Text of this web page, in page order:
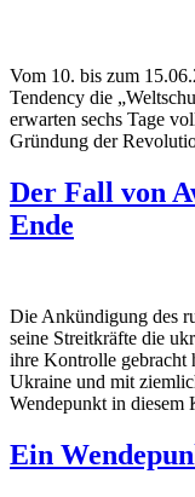
Vom 10. bis zum
Tendency die
erwarten sechs Tage
Gründung der
Der Fall von
Ende
Die Ankündigung des
seine Streitkräfte die
ihre Kontrolle gebracht
Ukraine und mit
Wendepunkt in diesem
Ein